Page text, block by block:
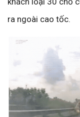
ra ngoài cao tốc.